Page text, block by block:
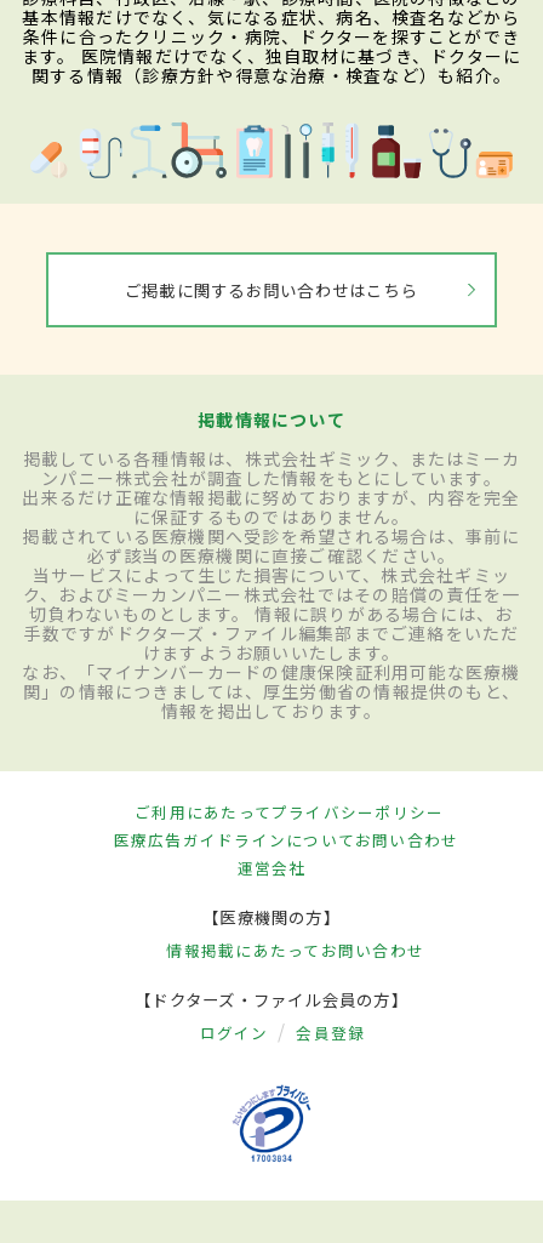
基本情報だけでなく、気になる症状、病名、検査名などから
条件に合ったクリニック・病院、ドクターを探すことができ
ます。 医院情報だけでなく、独自取材に基づき、ドクターに
関する情報（診療方針や得意な治療・検査など）も紹介。
ご掲載に関するお問い合わせはこちら
掲載情報について
掲載している各種情報は、株式会社ギミック、またはミーカ
ンパニー株式会社が調査した情報をもとにしています。
出来るだけ正確な情報掲載に努めておりますが、内容を完全
に保証するものではありません。
掲載されている医療機関へ受診を希望される場合は、事前に
必ず該当の医療機関に直接ご確認ください。
当サービスによって生じた損害について、株式会社ギミッ
ク、およびミーカンパニー株式会社ではその賠償の責任を一
切負わないものとします。 情報に誤りがある場合には、お
手数ですがドクターズ・ファイル編集部までご連絡をいただ
けますようお願いいたします。
なお、「マイナンバーカードの健康保険証利用可能な医療機
関」の情報につきましては、厚生労働省の情報提供のもと、
情報を掲出しております。
ご利用にあたってプライバシーポリシー
医療広告ガイドラインについてお問い合わせ
運営会社
【医療機関の方】
情報掲載にあたって お問い合わせ
【ドクターズ・ファイル会員の方】
ログイン 会員登録